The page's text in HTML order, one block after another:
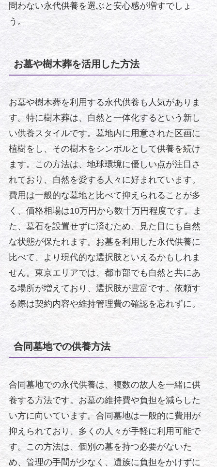
問わない永代供養を選ぶと安心感が増すでしょ
う。
お墓や樹木葬を活用した方法
お墓や樹木葬を利用する永代供養も人気がありま
す。特に樹木葬は、自然と一体化するという新し
い供養スタイルです。墓地内に用意された区画に
植樹をし、その樹木をシンボルとして供養を続け
ます。この方法は、地球環境に優しい点が注目さ
れており、自然を愛する人々に好まれています。
費用は一般的な墓地と比べて抑えられることが多
く、価格相場は10万円から数十万円程度です。ま
た、墓石を設置せずに済むため、見た目にも自然
な状態が保たれます。お墓を利用した永代供養に
比べて、より現代的な選択肢といえるかもしれま
せん。東京エリアでは、都市部でも自然と共にあ
る場所が増えており、選択肢が豊富です。依頼す
る際は契約内容や維持管理費の確認を忘れずに。
合同墓地での供養方法
合同墓地での永代供養は、複数の故人を一緒に供
養する方法です。お墓の維持費や負担を減らした
い方に向いています。合同墓地は一般的に費用が
抑えられており、多くの人々が手軽に利用可能で
す。この方法は、個別の墓を持つ必要がないた
め、管理の手間が少なく、遺族に負担をかけずに